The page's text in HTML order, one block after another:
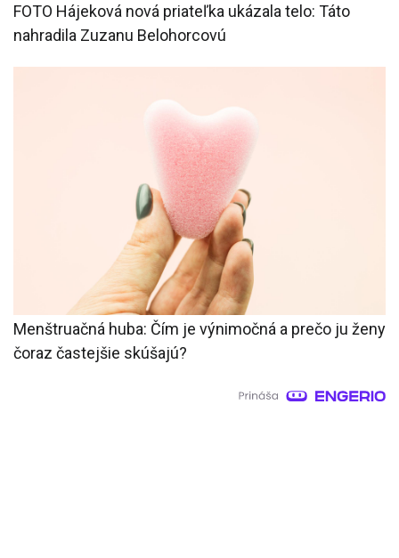
FOTO Hájeková nová priateľka ukázala telo: Táto
nahradila Zuzanu Belohorcovú
Menštruačná huba: Čím je výnimočná a prečo ju ženy
čoraz častejšie skúšajú?